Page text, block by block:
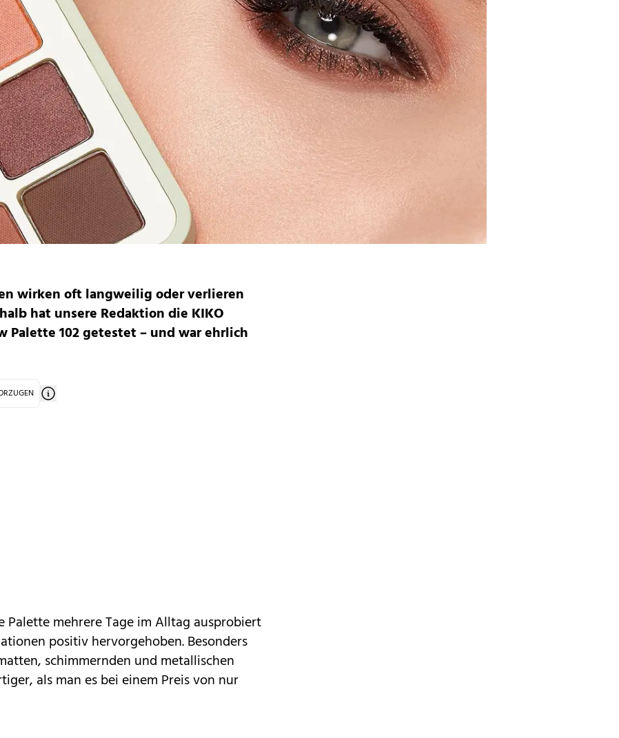
wirken oft langweilig oder verlieren
hat unsere Redaktion die KIKO
Palette 102getestet – und war ehrlich
Palette mehrere Tage im Alltag ausprobiert
positiv hervorgehoben. Besonders
schimmernden und metallischen
als man es bei einem Preis von nur